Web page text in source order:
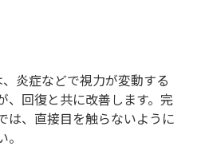
炎症などで視力が変動する
、回復と共に改善します。完
は、直接目を触らないように